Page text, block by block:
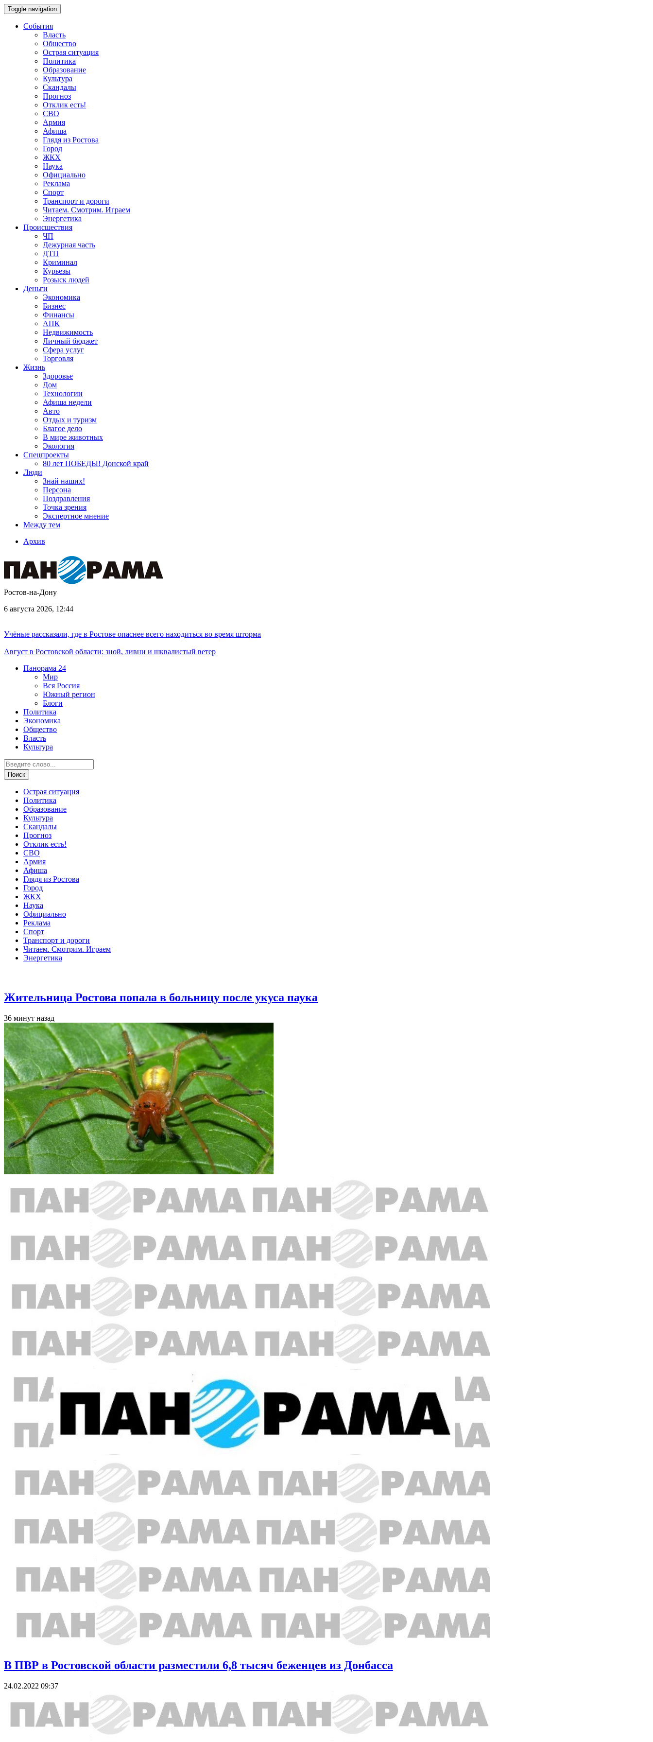
Toggle navigation
События
Власть
Общество
Острая ситуация
Политика
Образование
Культура
Скандалы
Прогноз
Отклик есть!
СВО
Армия
Афиша
Глядя из Ростова
Город
ЖКХ
Наука
Официально
Реклама
Спорт
Транспорт и дороги
Читаем. Смотрим. Играем
Энергетика
Происшествия
ЧП
Дежурная часть
ДТП
Криминал
Курьезы
Розыск людей
Деньги
Экономика
Бизнес
Финансы
АПК
Недвижимость
Личный бюджет
Сфера услуг
Торговля
Жизнь
Здоровье
Дом
Технологии
Афиша недели
Авто
Отдых и туризм
Благое дело
В мире животных
Экология
Спецпроекты
80 лет ПОБЕДЫ! Донской край
Люди
Знай наших!
Персона
Поздравления
Точка зрения
Экспертное мнение
Между тем
Архив
Ростов-на-Дону
6 августа 2026, 12:44
Учёные рассказали, где в Ростове опаснее всего находиться во время шторма
Август в Ростовской области: зной, ливни и шквалистый ветер
Панорама 24
Мир
Вся Россия
Южный регион
Блоги
Политика
Экономика
Общество
Власть
Культура
Острая ситуация
Политика
Образование
Культура
Скандалы
Прогноз
Отклик есть!
СВО
Армия
Афиша
Глядя из Ростова
Город
ЖКХ
Наука
Официально
Реклама
Спорт
Транспорт и дороги
Читаем. Смотрим. Играем
Энергетика
Жительница Ростова попала в больницу после укуса паука
36 минут назад
В ПВР в Ростовской области разместили 6,8 тысяч беженцев из Донбасса
24.02.2022 09:37